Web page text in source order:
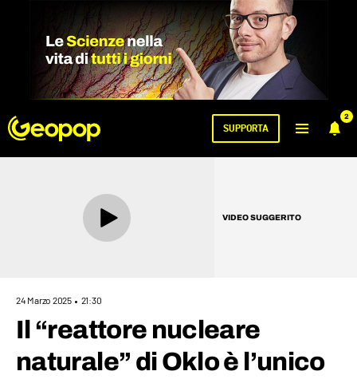
2
SUPPORTA
VIDEO SUGGERITO
24 Marzo 2025 21:30
Il “reattore nucleare
naturale” di Oklo è l’unico